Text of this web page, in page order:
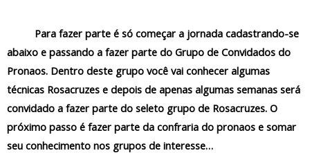
Para fazer parte é só começar a jornada cadastrando-se
abaixo e passando a fazer parte do Grupo de Convidados do
Pronaos. Dentro deste grupo você vai conhecer algumas
técnicas Rosacruzes e depois de apenas algumas semanas será
convidado a fazer parte do seleto grupo de Rosacruzes. O
próximo passo é fazer parte da confraria do pronaos e somar
seu conhecimento nos grupos de interesse…